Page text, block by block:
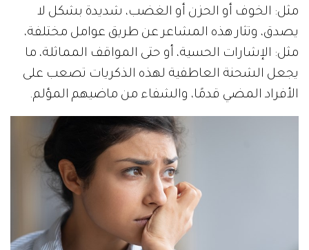
مثل: الخوف أو الحزن أو الغضب، شديدة بشكل لا
يصدق، وتثار هذه المشاعر عن طريق عوامل مختلفة،
مثل: الإشارات الحسية، أو حتى المواقف المماثلة، ما
يجعل الشحنة العاطفية لهذه الذكريات تصعب على
الأفراد المضي قدمًا، والشفاء من ماضيهم المؤلم.